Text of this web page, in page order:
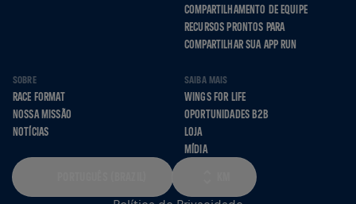
COMPARTILHAMENTO DE EQUIPE
RECURSOS PRONTOS PARA
COMPARTILHAR SUA APP RUN
SOBRE
RACE FORMAT
NOSSA MISSÃO
NOTÍCIAS
SAIBA MAIS
WINGS FOR LIFE
OPORTUNIDADES B2B
LOJA
MÍDIA